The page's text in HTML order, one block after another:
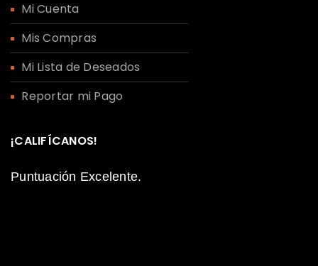
Mi Cuenta
Mis Compras
Mi Lista de Deseados
Reportar mi Pago
¡CALIFÍCANOS!
Puntuación Excelente.